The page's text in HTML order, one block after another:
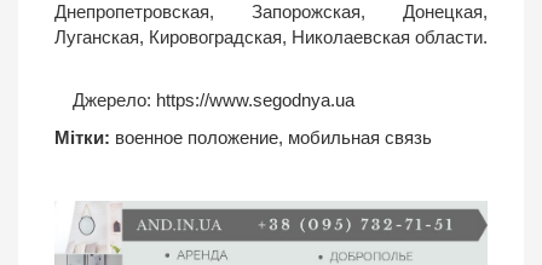
Днепропетровская, Запорожская, Донецкая,
Луганская, Кировоградская, Николаевская области.
Джерело: https://www.segodnya.ua
Мітки: военное положение, мобильная связь